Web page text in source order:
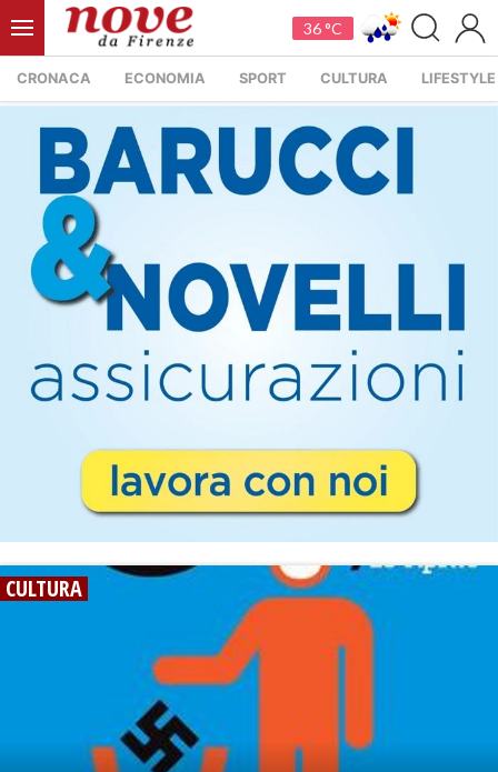
36 °C
CRONACA ECONOMIA SPORT CULTURA LIFESTYLE
CULTURA